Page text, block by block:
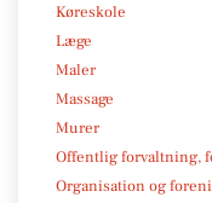
Køreskole
Læge
Maler
Massage
Murer
Offentlig forvaltning,
Organisation og